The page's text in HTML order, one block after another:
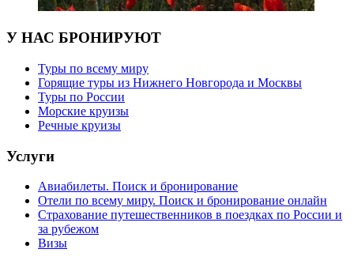
У НАС БРОНИРУЮТ
Туры по всему миру
Горящие туры из Нижнего Новгорода и Москвы
Туры по России
Морские круизы
Речные круизы
Услуги
Авиабилеты. Поиск и бронирование
Отели по всему миру. Поиск и бронирование онлайн
Страхование путешественников в поездках по России и
за рубежом
Визы